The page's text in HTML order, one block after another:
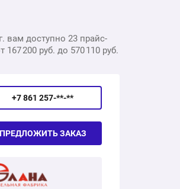
вам доступно 23 прайс-
200 руб. до 570 110 руб.
+7 861 257-**-**
ПРЕДЛОЖИТЬ ЗАКАЗ